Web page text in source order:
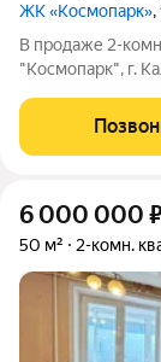
ЖК «Космопарк»,
В продаже 2-
"Космопарк", г.
квартал на
сочетание
6 000 000
50 м² 2-комн.